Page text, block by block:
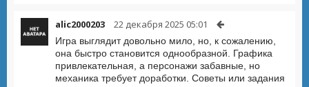
alic2000203 22 декабря 2025 05:01
Игра выглядит довольно мило, но, к сожалению,
она быстро становится однообразной. Графика
привлекательная, а персонажи забавные, но
механика требует доработки. Советы или задания